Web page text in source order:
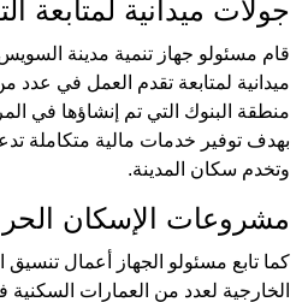
جولات ميدانية لمتابعة
قام مسئولو جهاز تنمية مدينة
ميدانية لمتابعة تقدم العمل في
منطقة البنوك التي تم إنشاؤها في
بهدف توفير خدمات مالية متكاملة
وتخدم سكان المدينة.
مشروعات الإسكان
كما تابع مسئولو الجهاز أعمال تنسيق
الخارجية لعدد من العمارات